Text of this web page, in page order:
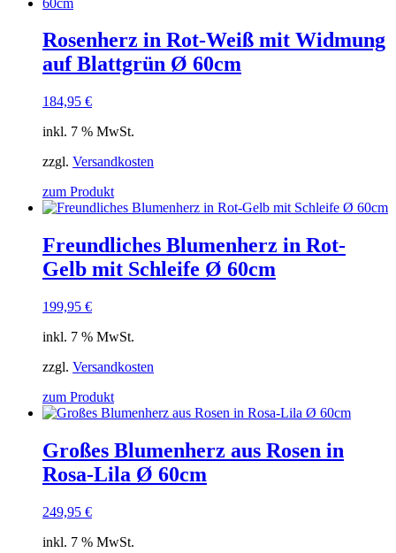
Rosenherz in Rot-Weiß mit Widmung
auf Blattgrün Ø 60cm
184,95 €
inkl. 7 % MwSt.
zzgl. Versandkosten
zum Produkt
Freundliches Blumenherz in Rot-
Gelb mit Schleife Ø 60cm
199,95 €
inkl. 7 % MwSt.
zzgl. Versandkosten
zum Produkt
Großes Blumenherz aus Rosen in
Rosa-Lila Ø 60cm
249,95 €
inkl. 7 % MwSt.